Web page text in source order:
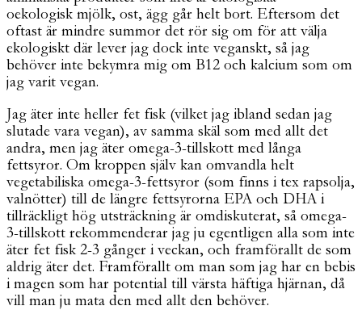
oekologisk mjölk, ost, ägg går helt bort. Eftersom det
oftast är mindre summor det rör sig om för att välja
ekologiskt där lever jag dock inte veganskt, så jag
behöver inte bekymra mig om B12 och kalcium som om
jag varit vegan.
Jag äter inte heller fet fisk (vilket jag ibland sedan jag
slutade vara vegan), av samma skäl som med allt det
andra, men jag äter omega-3-tillskott med långa
fettsyror. Om kroppen själv kan omvandla helt
vegetabiliska omega-3-fettsyror (som finns i tex rapsolja,
valnötter) till de längre fettsyrorna EPA och DHA i
tillräckligt hög utsträckning är omdiskuterat, så omega-
3-tillskott rekommenderar jag ju egentligen alla som inte
äter fet fisk 2-3 gånger i veckan, och framförallt de som
aldrig äter det. Framförallt om man som jag har en bebis
i magen som har potential till värsta häftiga hjärnan, då
vill man ju mata den med allt den behöver.